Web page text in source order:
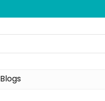
Blogs